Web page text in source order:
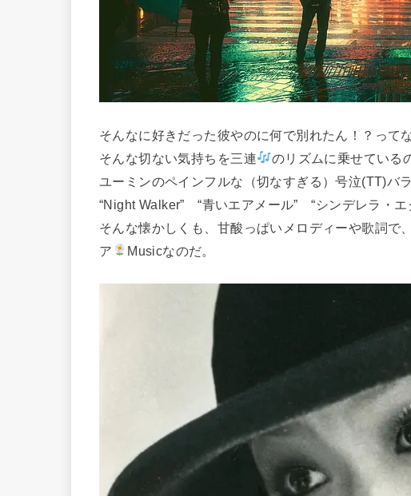
そんなに好きだった彼やのに何で別れたん！？って
そんな切ない気持ちを三連
のリズムに乗せている
ユーミンのペインフルな（切なすぎる）号泣(TT)バ
“Night Walker” “青いエアメール” “シンデレラ・エ
そんな懐かしくも、甘酸っぱいメロディーや歌詞で
ア
Musicなのだ。